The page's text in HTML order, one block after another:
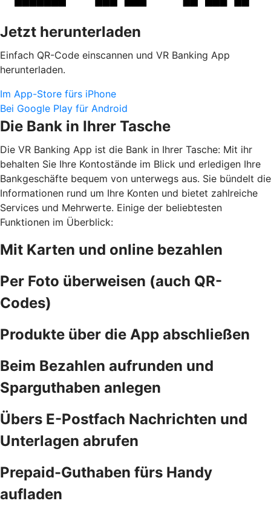
Jetzt herunterladen
Einfach QR-Code einscannen und VR Banking App
herunterladen.
Im App-Store fürs iPhone
Bei Google Play für Android
Die Bank in Ihrer Tasche
Die VR Banking App ist die Bank in Ihrer Tasche: Mit ihr
behalten Sie Ihre Kontostände im Blick und erledigen Ihre
Bankgeschäfte bequem von unterwegs aus. Sie bündelt die
Informationen rund um Ihre Konten und bietet zahlreiche
Services und Mehrwerte. Einige der beliebtesten
Funktionen im Überblick:
Mit Karten und online bezahlen
Per Foto überweisen (auch QR-
Codes)
Produkte über die App abschließen
Beim Bezahlen aufrunden und
Sparguthaben anlegen
Übers E-Postfach Nachrichten und
Unterlagen abrufen
Prepaid-Guthaben fürs Handy
aufladen